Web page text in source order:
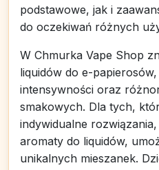
podstawowe, jak i
do oczekiwań różnych
W Chmurka Vape Shop
liquidów do e-
intensywności oraz
smakowych. Dla tych,
indywidualne
aromaty do liquidów,
unikalnych mieszanek.